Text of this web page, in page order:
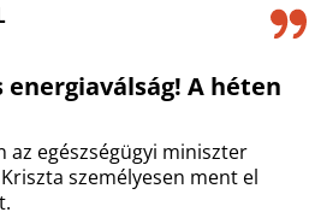
A héten
az egészségügyi miniszter
személyesen ment el